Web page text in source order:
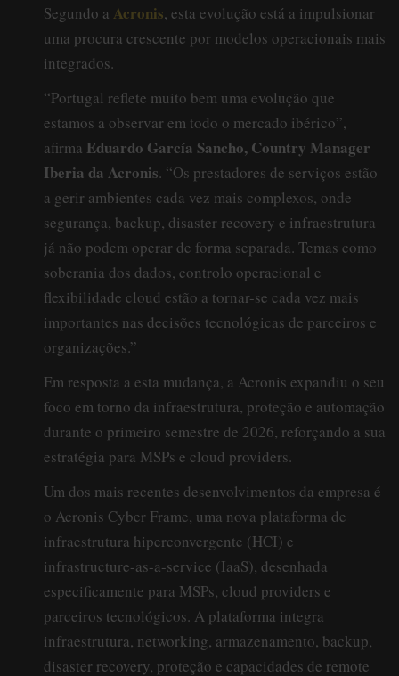
Segundo a Acronis, esta evolução está a impulsionar
uma procura crescente por modelos operacionais mais
integrados.
“Portugal reflete muito bem uma evolução que
estamos a observar em todo o mercado ibérico”,
afirma Eduardo García Sancho, Country Manager
Iberia da Acronis. “Os prestadores de serviços estão
a gerir ambientes cada vez mais complexos, onde
segurança, backup, disaster recovery e infraestrutura
já não podem operar de forma separada. Temas como
soberania dos dados, controlo operacional e
flexibilidade cloud estão a tornar-se cada vez mais
importantes nas decisões tecnológicas de parceiros e
organizações.”
Em resposta a esta mudança, a Acronis expandiu o seu
foco em torno da infraestrutura, proteção e automação
durante o primeiro semestre de 2026, reforçando a sua
estratégia para MSPs e cloud providers.
Um dos mais recentes desenvolvimentos da empresa é
o Acronis Cyber Frame, uma nova plataforma de
infraestrutura hiperconvergente (HCI) e
infrastructure-as-a-service (IaaS), desenhada
especificamente para MSPs, cloud providers e
parceiros tecnológicos. A plataforma integra
infraestrutura, networking, armazenamento, backup,
disaster recovery, proteção e capacidades de remote